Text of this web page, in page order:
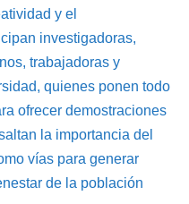
y el
investigadoras,
trabajadoras y
quienes ponen todo
ofrecer demostraciones
la importancia del
vías para generar
de la población